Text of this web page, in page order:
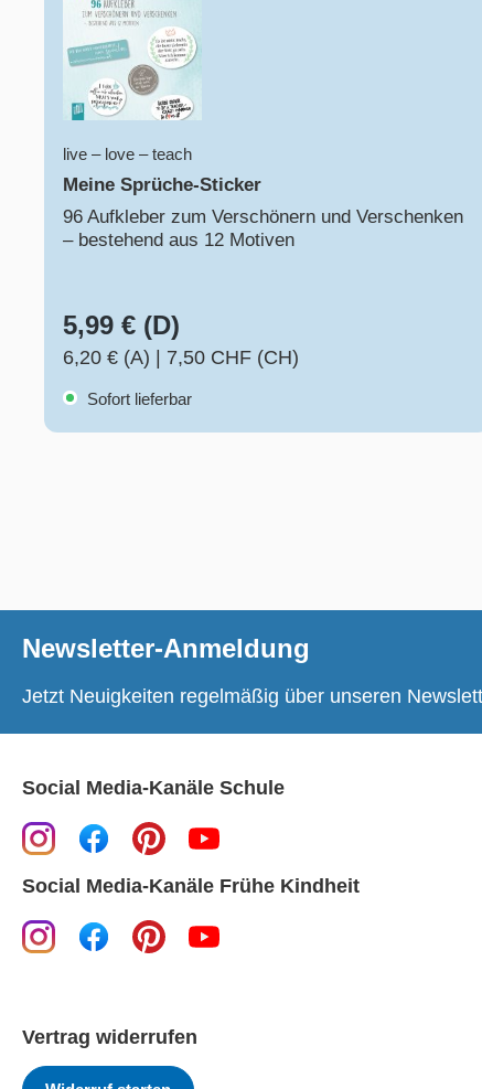
live – love – teach
Meine Sprüche-Sticker
96 Aufkleber zum Verschönern und Verschenken
– bestehend aus 12 Motiven
5,99 € (D)
6,20 € (A) 7,50 CHF (CH)
Sofort lieferbar
Newsletter-Anmeldung
Jetzt Neuigkeiten regelmäßig über unseren
Social Media-Kanäle Schule
Social Media-Kanäle Frühe Kindheit
Vertrag widerrufen